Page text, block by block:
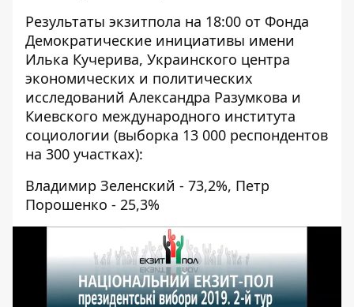
Результаты экзитпола на 18:00 от Фонда
Демократические инициативы имени
Илька Кучерива, Украинского центра
экономических и политических
исследований Александра Разумкова и
Киевского международного института
социологии (выборка 13 000 респондентов
на 300 участках):
Владимир Зеленский - 73,2%, Петр
Порошенко - 25,3%